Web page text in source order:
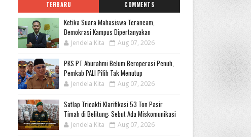
TERBARU COMMENTS
Ketika Suara Mahasiswa Terancam,
Demokrasi Kampus Dipertanyakan
Jendela Kita Aug 07, 2026
PKS PT Aburahmi Belum Beroperasi Penuh,
Pemkab PALI Pilih Tak Menutup
Jendela Kita Aug 07, 2026
Satlap Tricakti Klarifikasi 53 Ton Pasir
Timah di Belitung: Sebut Ada Miskomunikasi
Jendela Kita Aug 07, 2026